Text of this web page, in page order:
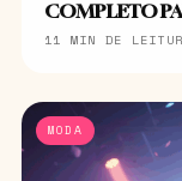
COMPLETO
11 MIN DE
MODA